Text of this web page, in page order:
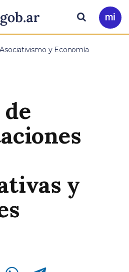
Ir
a
Buscar
y Economía
y
Compartir en Whatsapp Compartir en Telegram